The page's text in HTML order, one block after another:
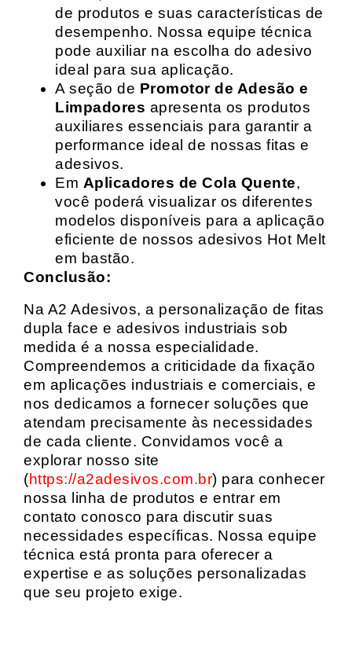
de produtos e suas características de
desempenho. Nossa equipe técnica
pode auxiliar na escolha do adesivo
ideal para sua aplicação.
A seção de Promotor de Adesão e
Limpadores apresenta os produtos
auxiliares essenciais para garantir a
performance ideal de nossas fitas e
adesivos.
Em Aplicadores de Cola Quente,
você poderá visualizar os diferentes
modelos disponíveis para a aplicação
eficiente de nossos adesivos Hot Melt
em bastão.
Conclusão:
Na A2 Adesivos, a personalização de fitas
dupla face e adesivos industriais sob
medida é a nossa especialidade.
Compreendemos a criticidade da fixação
em aplicações industriais e comerciais, e
nos dedicamos a fornecer soluções que
atendam precisamente às necessidades
de cada cliente. Convidamos você a
explorar nosso site
(https://a2adesivos.com.br) para conhecer
nossa linha de produtos e entrar em
contato conosco para discutir suas
necessidades específicas. Nossa equipe
técnica está pronta para oferecer a
expertise e as soluções personalizadas
que seu projeto exige.